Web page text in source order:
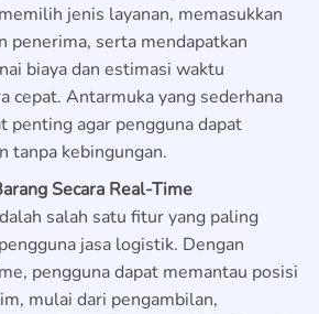
jenis layanan, memasukkan
penerima, serta mendapatkan
biaya dan estimasi waktu
cepat. Antarmuka yang sederhana
penting agar pengguna dapat
tanpa kebingungan.
Secara Real-Time
salah satu fitur yang paling
jasa logistik. Dengan
pengguna dapat memantau posisi
mulai dari pengambilan,